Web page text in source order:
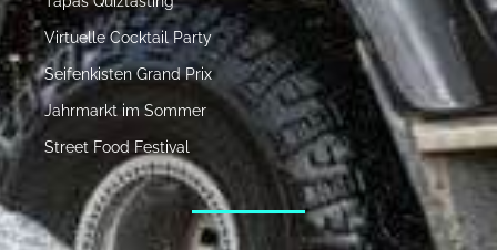
Virtuelle Cocktail Party
Seifenkisten Grand Prix
Jahrmarkt im Sommer
Street Food Festival